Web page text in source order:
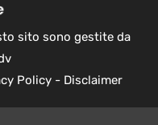
sito sono gestite da
Policy- Disclaimer